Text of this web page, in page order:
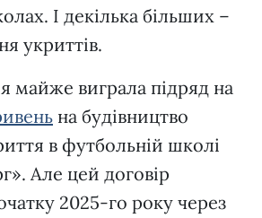
І декілька більших –
укриттів.
майже виграла підряд на
на будівництво
в футбольній школі
Але цей договір
2025-го року через